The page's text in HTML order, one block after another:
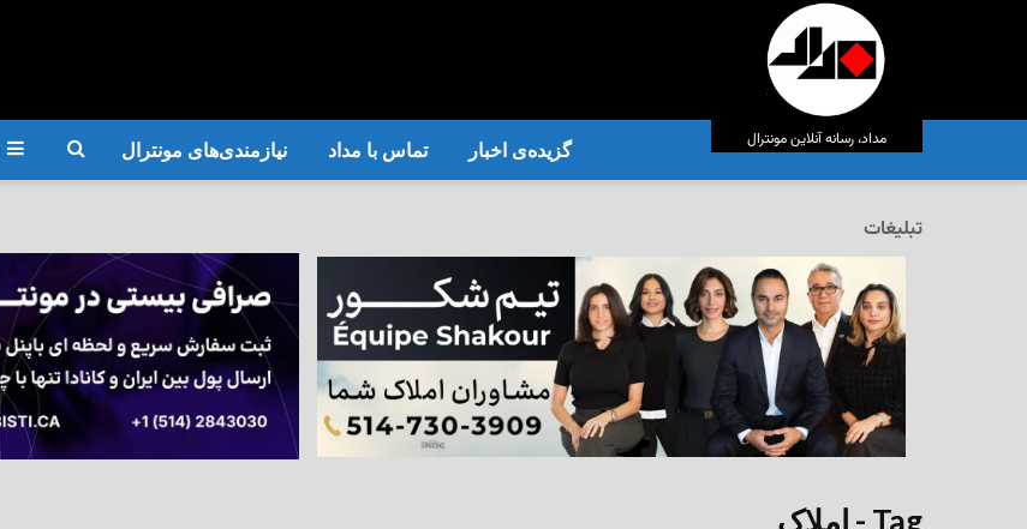
مداد، رسانه آنلاین مونترال گزیده‌ی‌ اخبار تماس با مداد نیازمندی‌های مونترال
تبلیغات
Tag - املاک